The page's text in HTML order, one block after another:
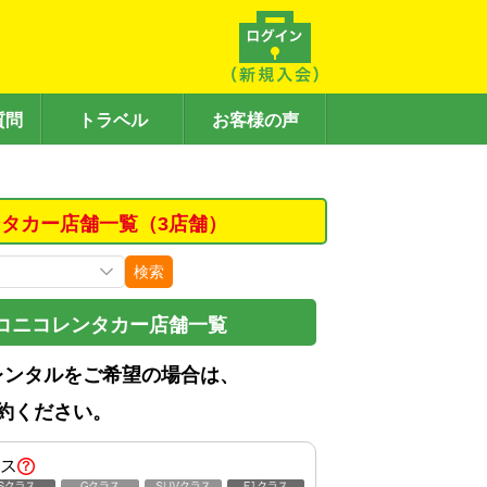
問 トラベル お客様の声
カー店舗一覧（3店舗）
検索
ニコレンタカー店舗一覧
タルをご希望の場合は、
ください。